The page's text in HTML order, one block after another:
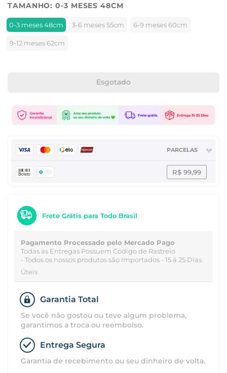
TAMANHO:0-3 MESES 48CM
0-3 meses 48cm 3-6 meses 55cm 6-9 meses 60cm
9-12 meses 62cm
Esgotado
PARCELAS
R$ 99,99
Frete Grátis para Todo Brasil
Pagamento Processado pelo Mercado Pago
Todas as Entregas Possuem Código de Rastreio
- Todos os nossos produtos são Importados - 15 á 25 Dias
Úteis
Garantia Total
Se você não gostou ou teve algum problema,
garantimos a troca ou reembolso.
Entrega Segura
Garantia de recebimento ou seu dinheiro de volta.